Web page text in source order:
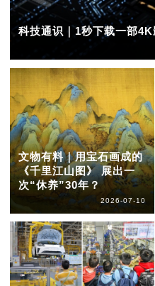
科技通识｜1秒下载一部
文物有料｜用宝石画成的
《千里江山图》 展出一
次“休养”30年？
2026-07-10